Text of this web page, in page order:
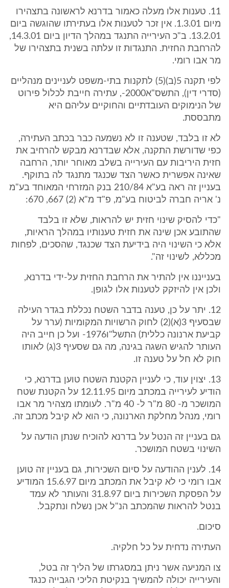
11. טענות אלו מעלה כאמור בדרנא לראשונה בתצהירו
מיום 1.3.01. אין זכר לטענות אלו בעתירתו שהוגשה ביום
13.2.01. ב"כ העירייה התנגד במהלך הדיון ביום 14.3.01,
להרחבת החזית. התנגדות זו עלתה בשנית בתצהירו של
מר אבו רומי.
לפי תקנה 5(ב)(5) לתקנות בתי-משפט לעניינים מנהליים
(סדרי דין), התשס"א2000-, עתירה חייבת לכלול פירוט
של הנימוקים העובדתיים והחוקיים עליהם היא
מתבססת.
לא זו בלבד, שטענה זו לא נשמעה כבר בכתב העתירה,
כפי שדורשת התקנה, אלא שבדרנא מבקש להרחיב את
חזית היריבות עם העירייה בשלב מאוחר יותר, הרחבה
שאינה אפשרית כאשר הצד שכנגד מתנגד לה בתוקף.
בעניין זה ראה בע"א 210/84 בנק המזרחי המאוחד בע"מ
נ' אריה חברה לביטוח בע"מ, פ"ד מ"א (2) 667, 670:
"כדי להסיק שינוי חזית יש להראות, שלא זו בלבד
שהתובע אכן שינה את חזית טענותיו במהלך הראיות,
אלא כי השינוי היה בידיעת הצד שכנגד, שהסכים, לפחות
מכללא, לשינוי זה".
בענייננו אין להתיר את הרחבת החזית על-ידי בדרנא,
ולכן אין להיזקק לטענות אלו לגופן.
12. יתר על כן, טענה בדבר השטח נכללת בגדר העילה
שבסעיף 3(א)(2) לחוק הרשויות המקומיות (ערר על
קביעת ארנונה כללית) התשל"ו1976- ועל כן חייב היה
העותר להגיש השגה בגינה, מה גם שסעיף 3(ג) לאותו
חוק לא חל על טענה זו.
13. יצוין עוד, כי לעניין הקטנת השטח טוען בדרנא, כי
הודיע לעירייה במכתב מיום 12.11.95 על הקטנת שטח
המושכר מ- 80 מ"ר ל- 40 מ"ר. לעומתו מצהיר מר אבו
רומי, מנהל מחלקת הארנונה, כי הוא לא קיבל מכתב זה.
גם בעניין זה הנטל על בדרנא להוכיח שנתן הודעה על
השינוי בשטח המושכר.
14. לענין ההודעה על סיום השכירות, גם בעניין זה טוען
אבו רומי כי לא קיבל את המכתב מיום 15.6.97 המודיע
על הפסקת השכירות ביום 31.8.97 והעותר לא עמד
בנטל להראות שהמכתב הנ"ל אכן נשלח ונתקבל.
סיכום.
העתירה נדחית על כל חלקיה.
צו המניעה אשר ניתן במסגרתו של הליך זה בטל,
והעירייה יכולה להמשיך בנקיטת הליכי הגבייה כנגד